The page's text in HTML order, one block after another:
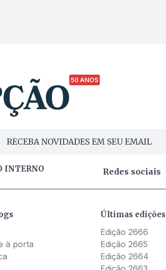
50 ANOS
RECEBA NOVIDADES EM SEU EMAIL
INTERNO Redes sociais
à porta
Últimas edições
Edição 2666
Edição 2665
Edição 2664